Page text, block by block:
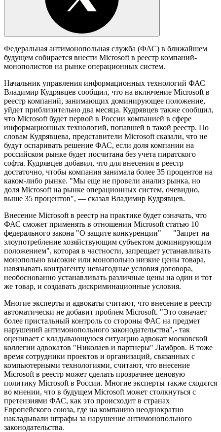
Федеральная антимонопольная служба (ФАС) в ближайшем
будущем собирается внести Microsoft в реестр компаний-
монополистов на рынке операционных систем.
Начальник управления информационных технологий ФАС
Владимир Кудрявцев сообщил, что на включение Microsoft в
реестр компаний, занимающих доминирующее положение,
уйдет приблизительно два месяца. Кудрявцев также сообщил,
что Microsoft будет первой в России компанией в сфере
информационных технологий, попавшей в такой реестр. По
словам Кудрявцева, представители Microsoft сказали, что не
будут оспаривать решение ФАС, если доля компании на
российском рынке будет посчитана без учета пиратского
софта. Кудрявцев добавил, что для внесения в реестр
достаточно, чтобы компания занимала более 35 процентов на
каком-либо рынке. "Мы еще не провели анализ рынка, но
доля Microsoft на рынке операционных систем, очевидно,
выше 35 процентов", — сказал Владимир Кудрявцев.
Внесение Microsoft в реестр на практике будет означать, что
ФАС сможет применять в отношении Microsoft статью 10
федерального закона "О защите конкуренции" — "Запрет на
злоупотребление хозяйствующим субъектом доминирующим
положением", которая в частности, запрещает устанавливать
монопольно высокие или монопольно низкие цены товара,
навязывать контрагенту невыгодные условия договора,
необоснованно устанавливать различные цены на один и тот
же товар, и создавать дискриминационные условия.
Многие эксперты и адвокаты считают, что внесение в реестр
автоматически не добавит проблем Microsoft. "Это означает
более пристальный контроль со стороны ФАС на предмет
нарушений антимонопольного законодательства",- так
оценивает с кладывающуюся ситуацию адвокат московской
коллегии адвокатов "Николаев и партнеры" Ламбров. В тоже
время сотрудники проектов и организаций, связанных с
компьютерными технологиями, считают, что внесение
Microsoft в реестр может сделать прозрачнее ценовую
политику Microsoft в России. Многие эксперты также сходятся
во мнении, что в будущем Microsoft может столкнуться с
претензиями ФАС, как это происходит в странах
Европейского союза, где на компанию неоднократно
накладывали штрафы за нарушение антимонопольного
законодательства.